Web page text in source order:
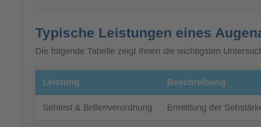
Typische Leistungen eines
Die folgende Tabelle zeigt Ihnen die wichtigsten
Leistung Beschreibung
Sehtest & Brillenverordnung Ermittlung der